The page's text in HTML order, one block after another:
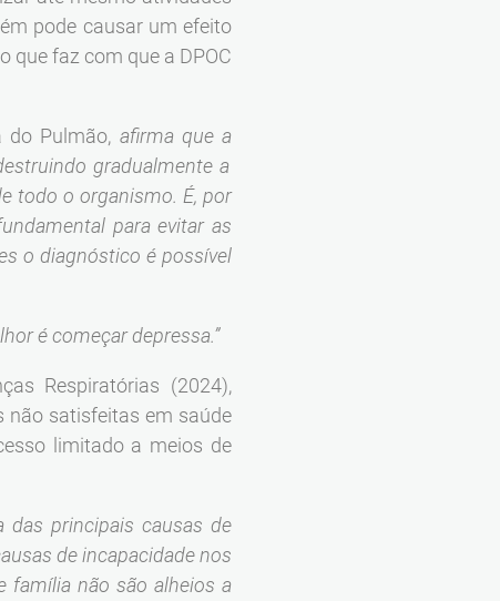
pode causar um efeito
que faz com que a DPOC
do Pulmão, afirma que a
gradualmente a
todo o organismo. É, por
para evitar as
o diagnóstico é possível
é começar depressa.”
Respiratórias (2024),
não satisfeitas em saúde
limitado a meios de
das principais causas de
de incapacidade nos
família não são alheios a